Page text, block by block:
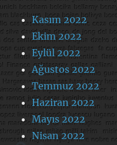
Kasım 2022
Ekim 2022
Eylül 2022
Ağustos 2022
Temmuz 2022
Haziran 2022
Mayıs 2022
Nisan 2022